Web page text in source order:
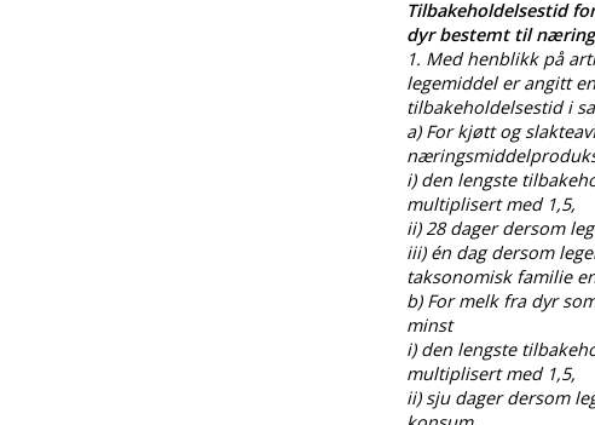
Tilbakeholdelsestid
dyr bestemt til
1. Med henblikk på
legemiddel er angitt
tilbakeholdelsestid i
a) For kjøtt og
i) den lengste
multiplisert med 1,5,
ii) 28 dager dersom
iii) én dag dersom
taksonomisk familie
b) For melk fra dyr
minst
i) den lengste
multiplisert med 1,5,
ii) sju dager dersom